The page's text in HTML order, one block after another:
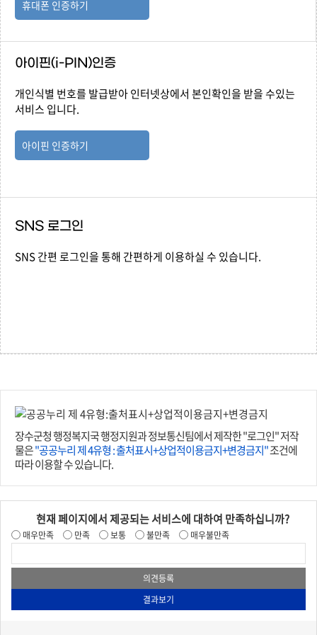
휴대폰 인증하기
아이핀(i-PIN)인증
개인식별 번호를 발급받아 인터넷상에서 본인확인을 받을 수있는
서비스 입니다.
아이핀 인증하기
SNS 로그인
SNS 간편 로그인을 통해 간편하게 이용하실 수 있습니다.
장수군청 행정복지국 행정지원과 정보통신팀에서 제작한 "로그인" 저작
물은"공공누리 제 4유형 : 출처표시+상업적이용금지+변경금지"조건에
따라 이용할 수 있습니다.
현재 페이지에서 제공되는 서비스에 대하여 만족하십니까?
매우만족 만족 보통 불만족 매우불만족